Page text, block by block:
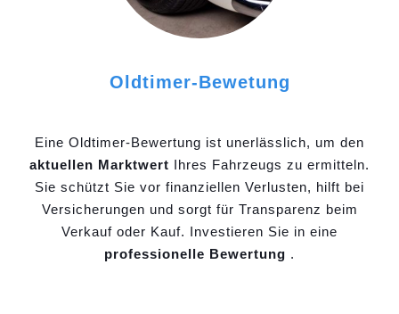
Oldtimer-Bewetung
Eine Oldtimer-Bewertung ist unerlässlich, um den
aktuellen Marktwert Ihres Fahrzeugs zu ermitteln.
Sie schützt Sie vor finanziellen Verlusten, hilft bei
Versicherungen und sorgt für Transparenz beim
Verkauf oder Kauf. Investieren Sie in eine
professionelle Bewertung .